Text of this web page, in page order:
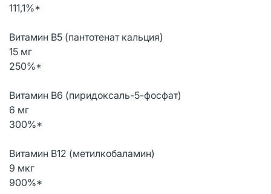
111,1%*
Витамин В5 (пантотенат кальция)
15 мг
250%*
Витамин В6 (пиридоксаль-5-фосфат)
6 мг
300%*
Витамин В12 (метилкобаламин)
9 мкг
900%*